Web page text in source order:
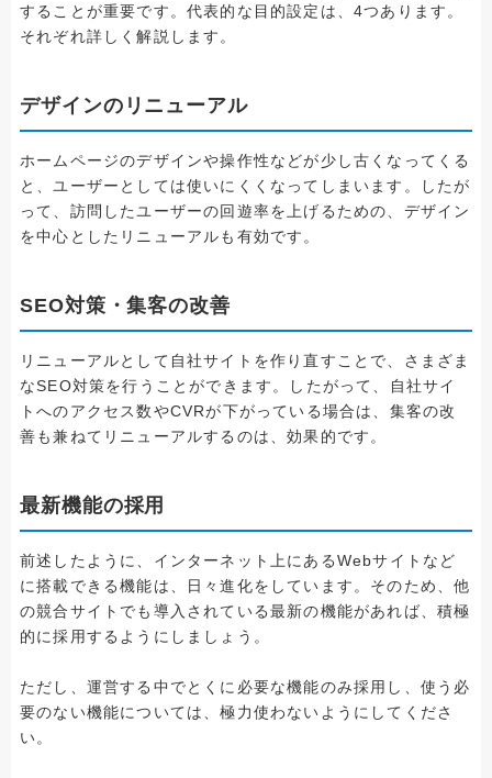
することが重要です。代表的な目的設定は、4つあります。
それぞれ詳しく解説します。
デザインのリニューアル
ホームページのデザインや操作性などが少し古くなってくる
と、ユーザーとしては使いにくくなってしまいます。したが
って、訪問したユーザーの回遊率を上げるための、デザイン
を中心としたリニューアルも有効です。
SEO対策・集客の改善
リニューアルとして自社サイトを作り直すことで、さまざま
なSEO対策を行うことができます。したがって、自社サイ
トへのアクセス数やCVRが下がっている場合は、集客の改
善も兼ねてリニューアルするのは、効果的です。
最新機能の採用
前述したように、インターネット上にあるWebサイトなど
に搭載できる機能は、日々進化をしています。そのため、他
の競合サイトでも導入されている最新の機能があれば、積極
的に採用するようにしましょう。
ただし、運営する中でとくに必要な機能のみ採用し、使う必
要のない機能については、極力使わないようにしてくださ
い。